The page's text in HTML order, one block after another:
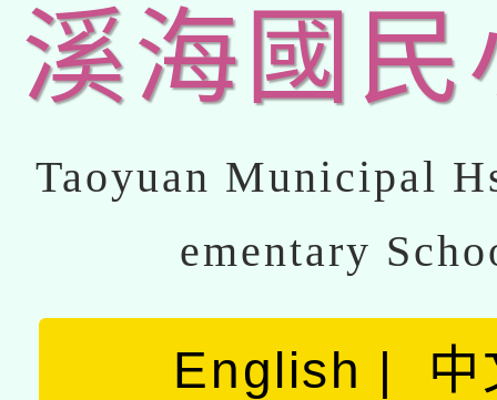
溪海國民
Taoyuan Municipal
ementary
English 中